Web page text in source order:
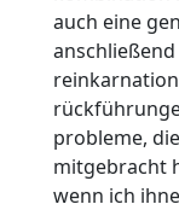
auch eine
probleme,
mitgebracht
wenn ich